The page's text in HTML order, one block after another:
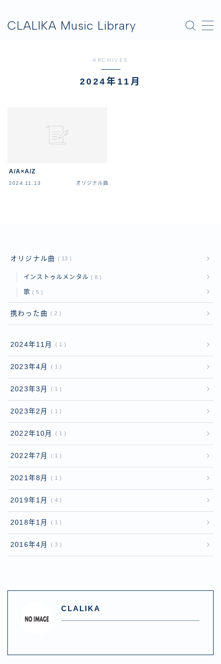
CLALIKA Music Library
ARCHIVES
2024年11月
A/A×A/Z
2024.11.13 オリジナル曲
オリジナル曲 13
インストゥルメンタル 8
歌 5
携わった曲 2
2024年11月 1
2023年4月 1
2023年3月 1
2023年2月 1
2022年10月 1
2022年7月 1
2021年8月 1
2019年1月 4
2018年1月 1
2016年4月 3
CLALIKA